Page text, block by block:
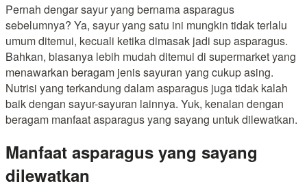
Pernah dengar sayur yang bernama asparagus
sebelumnya? Ya, sayur yang satu ini mungkin tidak terlalu
umum ditemui, kecuali ketika dimasak jadi sup asparagus.
Bahkan, biasanya lebih mudah ditemui di supermarket yang
menawarkan beragam jenis sayuran yang cukup asing.
Nutrisi yang terkandung dalam asparagus juga tidak kalah
baik dengan sayur-sayuran lainnya. Yuk, kenalan dengan
beragam manfaat asparagus yang sayang untuk dilewatkan.
Manfaat asparagus yang sayang
dilewatkan